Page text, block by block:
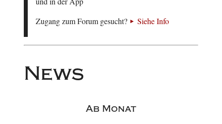
Zugang zum Forum gesucht?
Siehe Info
News
Ab Monat